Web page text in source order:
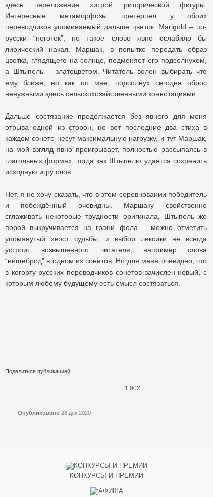
здесь переложение хитрой риторической фигуры.
Интересные метаморфозы претерпел у обоих
переводчиков упоминаемый дальше цветок. Marigold – по-
русски “ноготок”, но такое слово явно ослабило бы
лирический накал. Маршак, в попытке передать образ
цветка, глядящего на солнце, подменяет его подсолнухом,
а Штыпель – златоцветом. Читатель волен выбирать что
ему ближе, но как по мне, подсолнух сегодня оброс
ненужными здесь сельскохозяйственными коннотациями.
Дальше состязание продолжается без явного для меня
отрыва одной из сторон, но вот последние два стиха в
каждом сонете несут максимальную нагрузку, и тут Маршак,
на мой взгляд явно проигрывает, полностью рассыпаясь в
глагольных формах, тогда как Штыпелю удаётся сохранить
исходную игру слов.
Нет, я не хочу сказать, что в этом соревновании победитель
и побеждённый очевидны. Маршаку свойственно
сглаживать некоторые трудности оригинала, Штыпель же
порой выкручивается на грани фола – можно отметить
упомянутый хвост судьбы, и выбор лексики не всегда
устроит возвышенного читателя, например слова
“нищеброд” в одном из сонетов. Но для меня очевидно, что
в когорту русских переводчиков сонетов зачислен новый, с
которым любому будущему есть смысл состязаться.
Поделиться публикацией:
1 902
Опубликовано 28 дек 2020
КОНКУРСЫ И ПРЕМИИ